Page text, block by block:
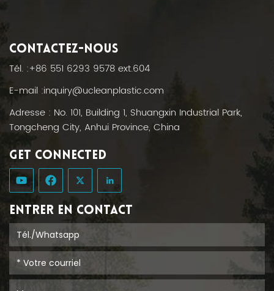
CONTACTEZ-NOUS
Tél. :+86 551 6293 9578 ext.604
E-mail :inquiry@ucleanplastic.com
Adresse : No. 101, Building 1, Shuangxin Industrial Park,
Tongcheng City, Anhui Province, China
GET CONNECTED
ENTRER EN CONTACT